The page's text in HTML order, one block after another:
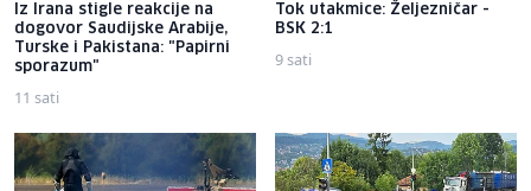
Iz Irana stigle reakcije na
dogovor Saudijske Arabije,
Turske i Pakistana: "Papirni
sporazum"
11 sati
Tok utakmice: Željezničar -
BSK 2:1
9 sati